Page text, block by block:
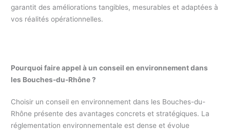
garantit des améliorations tangibles, mesurables et adaptées à
vos réalités opérationnelles.
Pourquoi faire appel à un conseil en environnement dans
les Bouches-du-Rhône ?
Choisir un conseil en environnement dans les Bouches-du-
Rhône présente des avantages concrets et stratégiques. La
réglementation environnementale est dense et évolue